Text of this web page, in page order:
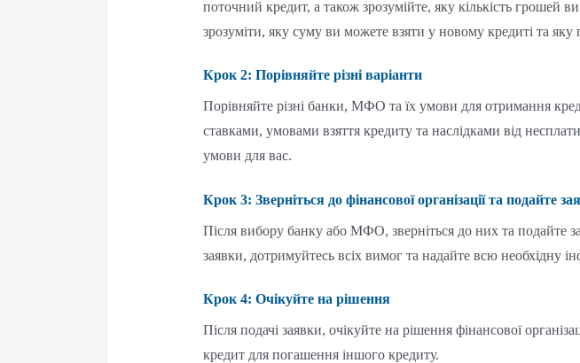
поточний кредит, а також зрозумійте, яку кількість
зрозуміти, яку суму ви можете взяти у новому кредиті та
Крок 2: Порівняйте різні варіанти
Порівняйте різні банки, МФО та їх умови для отримання
ставками, умовами взяття кредиту та наслідками від
умови для вас.
Крок 3: Зверніться до фінансової організації та подайте
Після вибору банку або МФО, зверніться до них та подайте
заявки, дотримуйтесь всіх вимог та надайте всю необхідну
Крок 4: Очікуйте на рішення
Після подачі заявки, очікуйте на рішення фінансової
кредит для погашення іншого кредиту.